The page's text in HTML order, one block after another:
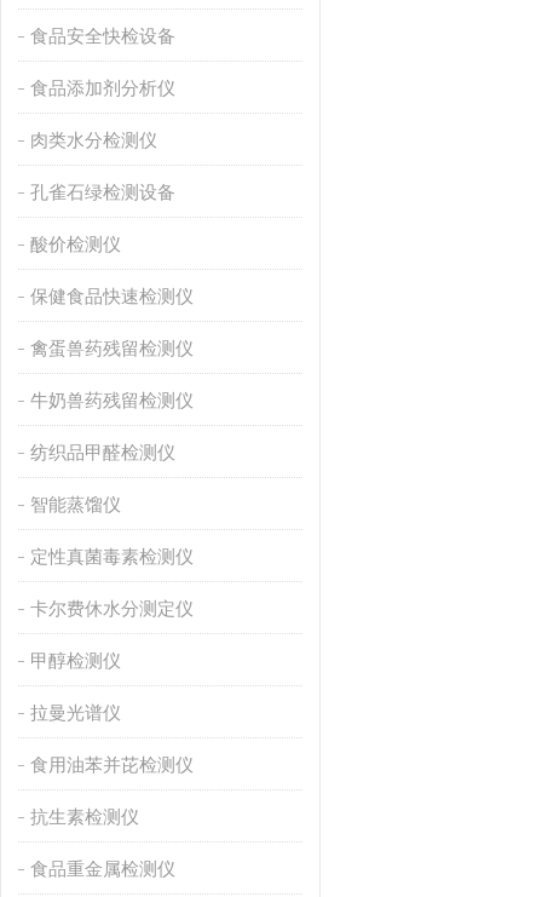
食品安全快检设备
食品添加剂分析仪
肉类水分检测仪
孔雀石绿检测设备
酸价检测仪
保健食品快速检测仪
禽蛋兽药残留检测仪
牛奶兽药残留检测仪
纺织品甲醛检测仪
智能蒸馏仪
定性真菌毒素检测仪
卡尔费休水分测定仪
甲醇检测仪
拉曼光谱仪
食用油苯并芘检测仪
抗生素检测仪
食品重金属检测仪